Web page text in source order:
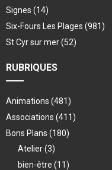
Signes (14)
Six-Fours Les Plages (981)
St Cyr sur mer(52)
RUBRIQUES
Animations (481)
Associations (411)
Bons Plans (180)
Atelier(3)
bien-être (11)